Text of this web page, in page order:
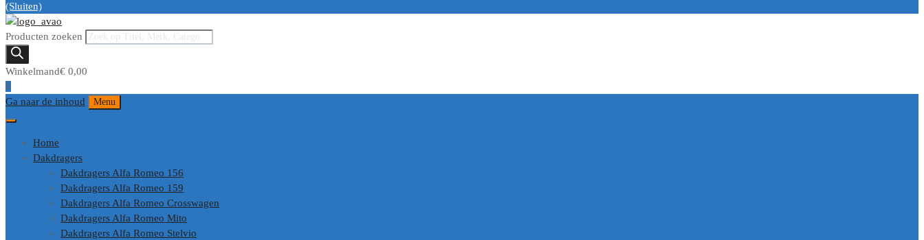
(Sluiten)
Producten zoeken
Winkelmand€ 0,00
0
Ga naar de inhoud
Menu
Home
Dakdragers
Dakdragers Alfa Romeo 156
Dakdragers Alfa Romeo 159
Dakdragers Alfa Romeo Crosswagen
Dakdragers Alfa Romeo Mito
Dakdragers Alfa Romeo Stelvio